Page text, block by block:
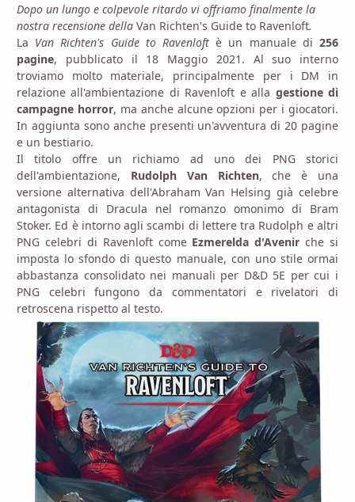
Dopo un lungo e colpevole ritardo vi offriamo finalmente la
nostra recensione della Van Richten's Guide to Ravenloft.
La Van Richten's Guide to Ravenloft è un manuale di256
pagine, pubblicato il 18 Maggio 2021. Al suo interno
troviamo molto materiale, principalmente per i DM in
relazione all'ambientazione di Ravenloft e alla gestione di
campagne horror, ma anche alcune opzioni per i giocatori.
In aggiunta sono anche presenti un'avventura di 20 pagine
e un bestiario.
Il titolo offre un richiamo ad uno dei PNG storici
dell'ambientazione, Rudolph Van Richten, che è una
versione alternativa dell'Abraham Van Helsing già celebre
antagonista di Dracula nel romanzo omonimo di Bram
Stoker. Ed è intorno agli scambi di lettere tra Rudolph e altri
PNG celebri di Ravenloft come Ezmerelda d'Avenir che si
imposta lo sfondo di questo manuale, con uno stile ormai
abbastanza consolidato nei manuali per D&D 5E per cui i
PNG celebri fungono da commentatori e rivelatori di
retroscena rispetto al testo.